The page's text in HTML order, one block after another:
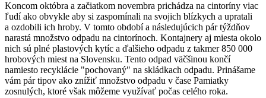
Koncom októbra a začiatkom novembra prichádza na cintoríny viac
ľudí ako obvykle aby si zaspomínali na svojich blízkych a upratali
a ozdobili ich hroby. V tomto období a následujúcich pár týždňov
narastá množstvo odpadu na cintorínoch. Kontajnery aj miesta okolo
nich sú plné plastových kytíc a ďalšieho odpadu z takmer 850 000
hrobových miest na Slovensku. Tento odpad väčšinou končí
namiesto recyklácie "pochovaný" na skládkach odpadu. Prinášame
vám pár tipov ako znížiť množstvo odpadu v čase Pamiatky
zosnulých, ktoré však môžeme využívať počas celého roka.